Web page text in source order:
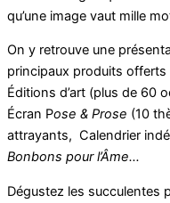
qu’une image vaut mille
On y retrouve une
principaux produits offerts
Éditions d’art (plus de 60
Écran Pose & Prose (10
attrayants, Calendrier
Bonbons pour l’Âme…
Dégustez les succulentes